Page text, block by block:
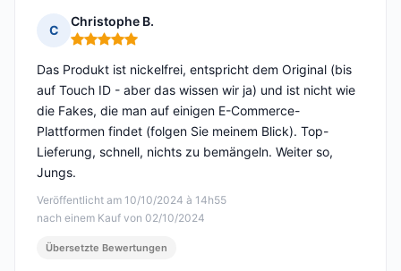
C
Christophe B.
Hinweis: 5 von 5
Veröffentlicht am 10/10/2024 à 14h55
nach einem Kauf von 02/10/2024
Das Produkt ist nickelfrei, entspricht dem Original (bis
auf Touch ID - aber das wissen wir ja) und ist nicht wie
die Fakes, die man auf einigen E-Commerce-
Plattformen findet (folgen Sie meinem Blick). Top-
Lieferung, schnell, nichts zu bemängeln. Weiter so,
Jungs.
Übersetzte Bewertungen